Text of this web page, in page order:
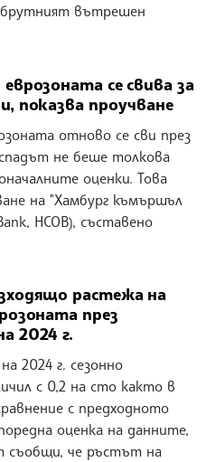
вътрешен
се свива за
показва проучване
отново се сви през
не беше толкова
оценки. Това
на "Хамбург къмършъл
HCOB), съставено
растежа на
през
2024 г.
2024 г. сезонно
с 0,2 на сто както в
с предходното
оценка на данните,
съобщи, че ръстът на